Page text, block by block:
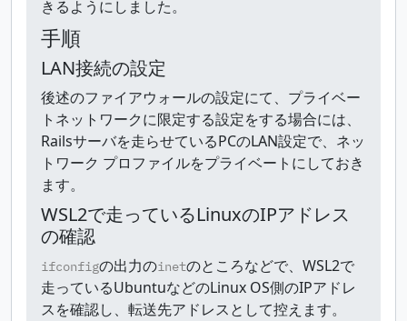
きるようにしました。
手順
LAN接続の設定
後述のファイアウォールの設定にて、プライベー
トネットワークに限定する設定をする場合には、
Railsサーバを走らせているPCのLAN設定で、ネッ
トワーク プロファイルをプライベートにしておき
ます。
WSL2で走っているLinuxのIPアドレス
の確認
ifconfigの出力のinetのところなどで、WSL2で
走っているUbuntuなどのLinux OS側のIPアドレ
スを確認し、転送先アドレスとして控えます。